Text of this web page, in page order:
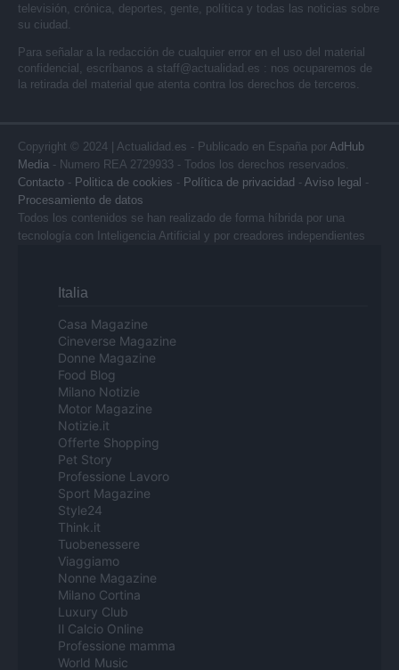
televisión, crónica, deportes, gente, política y todas las noticias sobre
su ciudad.
Para señalar a la redacción de cualquier error en el uso del material
confidencial, escríbanos a staff@actualidad.es : nos ocuparemos de
la retirada del material que atenta contra los derechos de terceros.
Copyright © 2024 | Actualidad.es - Publicado en España por AdHub
Media - Numero REA 2729933 - Todos los derechos reservados.
Contacto - Politica de cookies - Política de privacidad - Aviso legal -
Procesamiento de datos
Todos los contenidos se han realizado de forma híbrida por una
tecnología con Inteligencia Artificial y por creadores independientes
Italia
Casa Magazine
Cineverse Magazine
Donne Magazine
Food Blog
Milano Notizie
Motor Magazine
Notizie.it
Offerte Shopping
Pet Story
Professione Lavoro
Sport Magazine
Style24
Think.it
Tuobenessere
Viaggiamo
Nonne Magazine
Milano Cortina
Luxury Club
Il Calcio Online
Professione mamma
World Music